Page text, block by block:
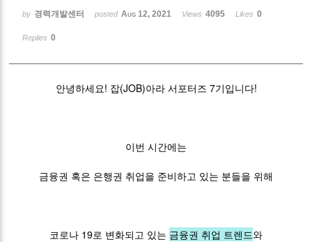
by 경력개발센터 posted Aug 12, 2021 Views 4095 Likes 0
Replies 0
안녕하세요! 잡(JOB)아라 서포터즈 7기입니다!
이번 시간에는
금융권 혹은 은행권 취업을 준비하고 있는 분들을 위해
코로나 19로 변화되고 있는 금융권 취업 트렌드와
Sketchbook5, 스케치북5